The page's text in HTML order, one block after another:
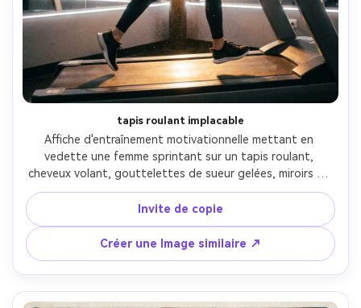
tapis roulant implacable
Affiche d'entraînement motivationnelle mettant en
vedette une femme sprintant sur un tapis roulant,
cheveux volant, gouttelettes de sueur gelées, miroirs de
gymnase et bandes LED derrière, rétroéclairage
dramatique et réfléchissements, titre: "Continuez à
bouger", sous-texte: "Personne ne l'exécute pour vous.",
type sans serif audacieux, contraste élevé, léger grain,
Canon R6, 35mm, affiche verticale avec zone de texte
propre en haut-AR 4:5
Invite de copie
Créer une Image similaire ↗